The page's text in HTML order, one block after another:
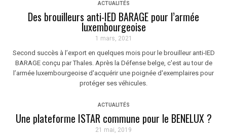
ACTUALITÉS
Des brouilleurs anti-IED BARAGE pour l’armée
luxembourgeoise
1 mars, 2021
Second succès à l’export en quelques mois pour le brouilleur anti-IED
BARAGE conçu par Thales. Après la Défense belge, c'est au tour de
l’armée luxembourgeoise d'acquérir une poignée d'exemplaires pour
protéger ses véhicules.
ACTUALITÉS
Une plateforme ISTAR commune pour le BENELUX ?
21 mai, 2019